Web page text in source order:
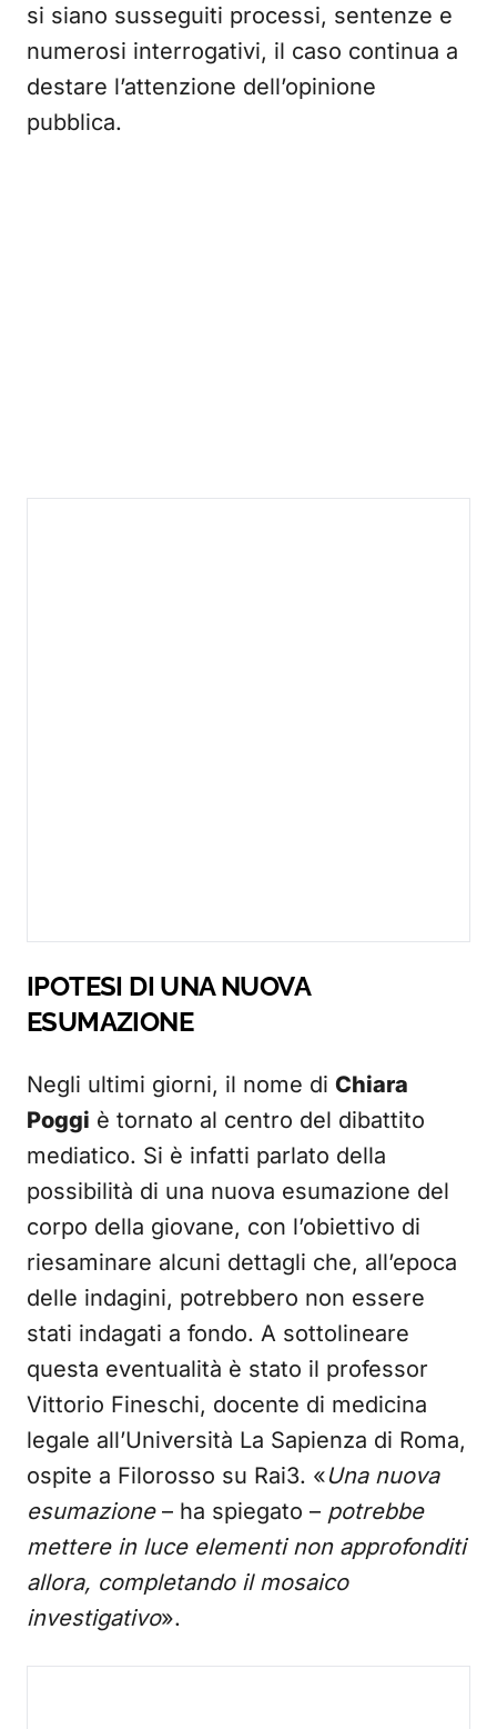
si siano susseguiti processi, sentenze e
numerosi interrogativi, il caso continua a
destare l’attenzione dell’opinione
pubblica.
IPOTESI DI UNA NUOVA
ESUMAZIONE
Negli ultimi giorni, il nome di Chiara
Poggi è tornato al centro del dibattito
mediatico. Si è infatti parlato della
possibilità di una nuova esumazione del
corpo della giovane, con l’obiettivo di
riesaminare alcuni dettagli che, all’epoca
delle indagini, potrebbero non essere
stati indagati a fondo. A sottolineare
questa eventualità è stato il professor
Vittorio Fineschi, docente di medicina
legale all’Università La Sapienza di Roma,
ospite a Filorosso su Rai3. «Una nuova
esumazione– ha spiegato – potrebbe
mettere in luce elementi non approfonditi
allora, completando il mosaico
investigativo».